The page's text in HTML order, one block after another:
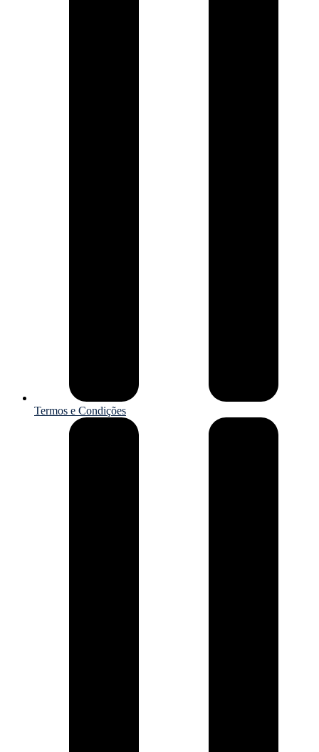
Termos e Condições